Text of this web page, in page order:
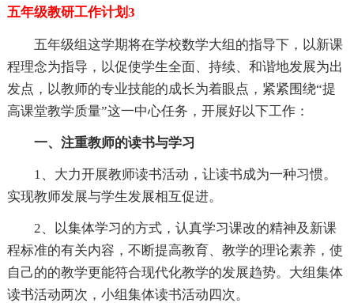
五年级教研工作计划3
五年级组这学期将在学校数学大组的指导下，以新课
程理念为指导，以促使学生全面、持续、和谐地发展为出
发点，以教师的专业技能的成长为着眼点，紧紧围绕“提
高课堂教学质量”这一中心任务，开展好以下工作：
一、注重教师的读书与学习
1、大力开展教师读书活动，让读书成为一种习惯。
实现教师发展与学生发展相互促进。
2、以集体学习的方式，认真学习课改的精神及新课
程标准的有关内容，不断提高教育、教学的理论素养，使
自己的的教学更能符合现代化教学的发展趋势。大组集体
读书活动两次，小组集体读书活动四次。